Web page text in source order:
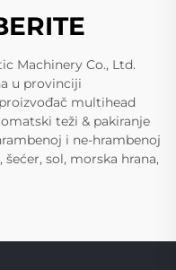
Machinery Co., Ltd.
u provinciji
multihead
teži & pakiranje
i ne-hrambenoj
sol, morska hrana,